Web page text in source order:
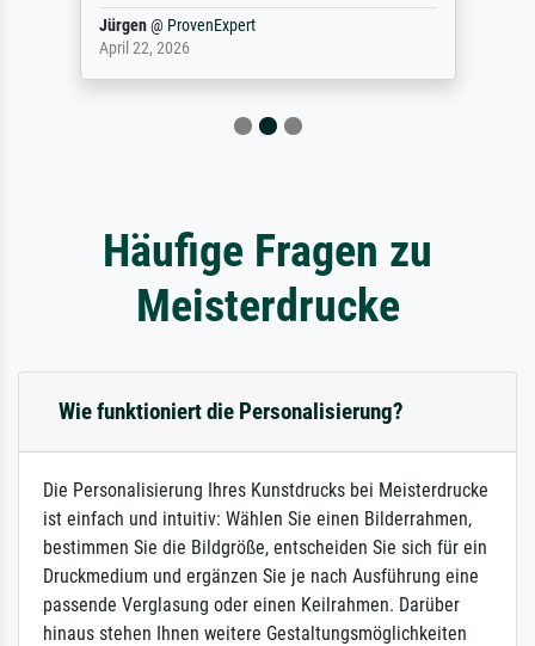
Jürgen@ ProvenExpert
April 22, 2026
Häufige Fragen zu
Meisterdrucke
Wie funktioniert die Personalisierung?
Die Personalisierung Ihres Kunstdrucks bei Meisterdrucke
ist einfach und intuitiv: Wählen Sie einen Bilderrahmen,
bestimmen Sie die Bildgröße, entscheiden Sie sich für ein
Druckmedium und ergänzen Sie je nach Ausführung eine
passende Verglasung oder einen Keilrahmen. Darüber
hinaus stehen Ihnen weitere Gestaltungsmöglichkeiten